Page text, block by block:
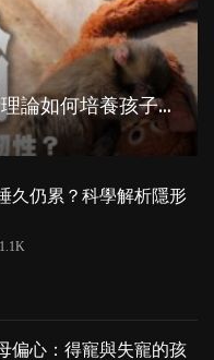
從
小獼猴Panchi 看：依附理論如何培養孩子心理韌性？
久仍累？科學解析隱形
1.1K
偏心：得寵與失寵的孩